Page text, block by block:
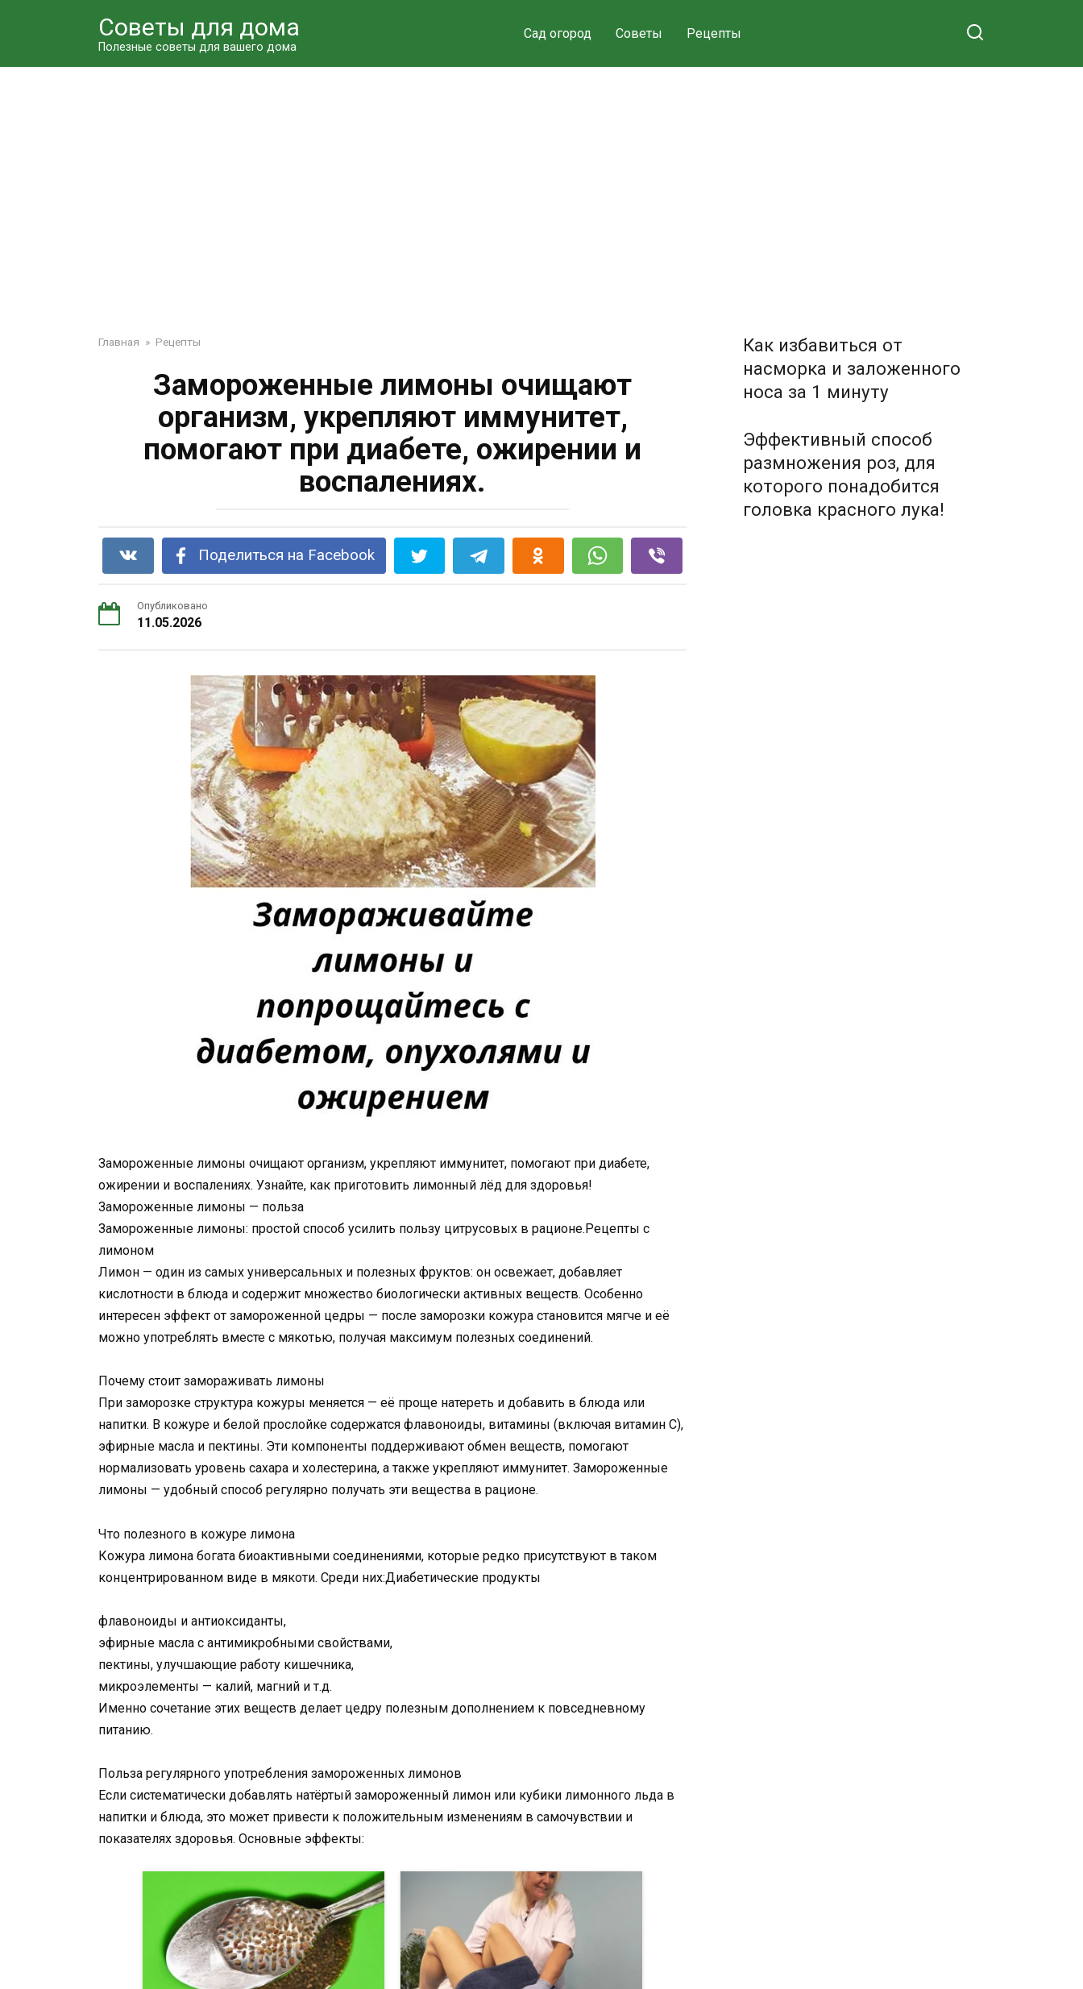
Советы для дома
Полезные советы для вашего дома
Сад огород Советы Рецепты
Главная » Рецепты
Замороженные лимоны очищают
организм, укрепляют иммунитет,
помогают при диабете, ожирении и
воспалениях.
Поделиться на Facebook
Опубликовано
11.05.2026
Замороженные лимоны очищают организм, укрепляют иммунитет, помогают при диабете,
ожирении и воспалениях. Узнайте, как приготовить лимонный лёд для здоровья!
Замороженные лимоны — польза
Замороженные лимоны: простой способ усилить пользу цитрусовых в рационе.Рецепты с
лимоном
Лимон — один из самых универсальных и полезных фруктов: он освежает, добавляет
кислотности в блюда и содержит множество биологически активных веществ. Особенно
интересен эффект от замороженной цедры — после заморозки кожура становится мягче и её
можно употреблять вместе с мякотью, получая максимум полезных соединений.
Почему стоит замораживать лимоны
При заморозке структура кожуры меняется — её проще натереть и добавить в блюда или
напитки. В кожуре и белой прослойке содержатся флавоноиды, витамины (включая витамин C),
эфирные масла и пектины. Эти компоненты поддерживают обмен веществ, помогают
нормализовать уровень сахара и холестерина, а также укрепляют иммунитет. Замороженные
лимоны — удобный способ регулярно получать эти вещества в рационе.
Что полезного в кожуре лимона
Кожура лимона богата биоактивными соединениями, которые редко присутствуют в таком
концентрированном виде в мякоти. Среди них:Диабетические продукты
флавоноиды и антиоксиданты,
эфирные масла с антимикробными свойствами,
пектины, улучшающие работу кишечника,
микроэлементы — калий, магний и т.д.
Именно сочетание этих веществ делает цедру полезным дополнением к повседневному
питанию.
Польза регулярного употребления замороженных лимонов
Если систематически добавлять натёртый замороженный лимон или кубики лимонного льда в
напитки и блюда, это может привести к положительным изменениям в самочувствии и
показателях здоровья. Основные эффекты:
Как избавиться от
насморка и заложенного
носа за 1 минуту
Эффективный способ
размножения роз, для
которого понадобится
головка красного лука!